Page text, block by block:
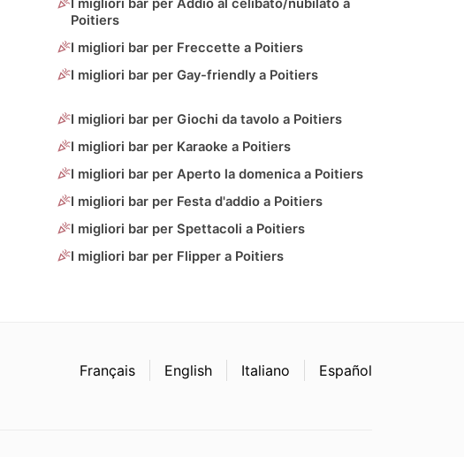
I migliori bar per Addio al celibato/nubilato a
Poitiers
I migliori bar per Freccette a Poitiers
I migliori bar per Gay-friendly a Poitiers
I migliori bar per Giochi da tavolo a Poitiers
I migliori bar per Karaoke a Poitiers
I migliori bar per Aperto la domenica a Poitiers
I migliori bar per Festa d'addio a Poitiers
I migliori bar per Spettacoli a Poitiers
I migliori bar per Flipper a Poitiers
Français English Italiano Español